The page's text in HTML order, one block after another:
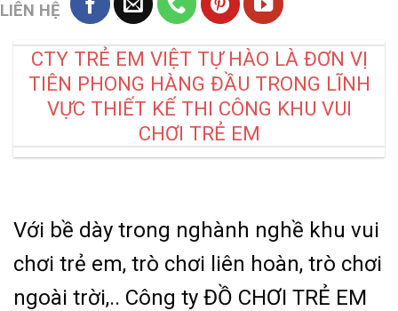
LIÊN HỆ
CTY TRẺ EM VIỆT TỰ HÀO LÀ ĐƠN VỊ
TIÊN PHONG HÀNG ĐẦU TRONG LĨNH
VỰC THIẾT KẾ THI CÔNG KHU VUI
CHƠI TRẺ EM
Với bề dày trong nghành nghề khu vui
chơi trẻ em, trò chơi liên hoàn, trò chơi
ngoài trời,.. Công ty ĐỒ CHƠI TRẺ EM